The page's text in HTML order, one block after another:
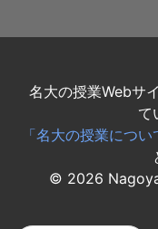
名大の授業Webサ
て
「名大の授業につい
© 2026